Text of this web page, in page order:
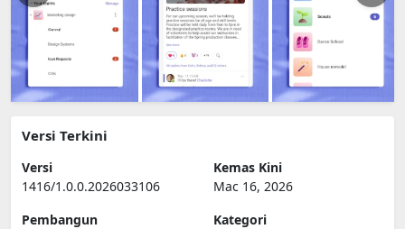
Versi Terkini
Versi
1416/1.0.0.2026033106
Kemas Kini
Mac 16, 2026
Pembangun
Kategori